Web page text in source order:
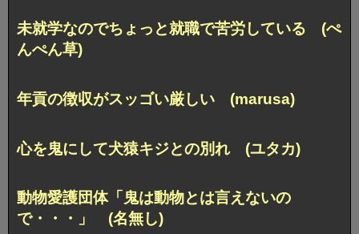
未就学なのでちょっと就職で苦労している (ぺ
んぺん草)
年貢の徴収がスッゴい厳しい (marusa)
心を鬼にして犬猿キジとの別れ (ユタカ)
動物愛護団体「鬼は動物とは言えないの
で・・・」 (名無し)